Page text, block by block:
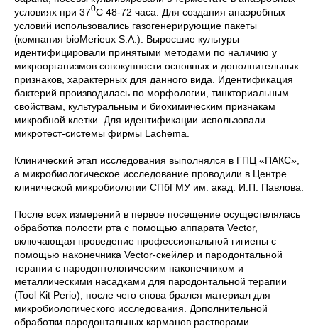
условиях при 370С 48-72 часа. Для создания анаэробных
условий использовались газогенерирующие пакеты
(компания bioMerieux S.A.). Выросшие культуры
идентифицировали принятыми методами по наличию у
микроорганизмов совокупности основных и дополнительных
признаков, характерных для данного вида. Идентификация
бактерий производилась по морфологии, тинкториальным
свойствам, культуральным и биохимическим признакам
микробной клетки. Для идентификации использовали
микротест-системы фирмы Lachema.
Клинический этап исследования выполнялся в ГПЦ «ПАКС»,
а микробиологическое исследование проводили в Центре
клинической микробиологии СПбГМУ им. акад. И.П. Павлова.
После всех измерений в первое посещение осуществлялась
обработка полости рта с помощью аппарата Vector,
включающая проведение профессиональной гигиены с
помощью наконечника Vector-скейлер и пародонтальной
терапии с пародонтологическим наконечником и
металлическими насадками для пародонтальной терапии
(Tool Kit Perio), после чего снова брался материал для
микробиологического исследования. Дополнительной
обработки пародонтальных карманов растворами